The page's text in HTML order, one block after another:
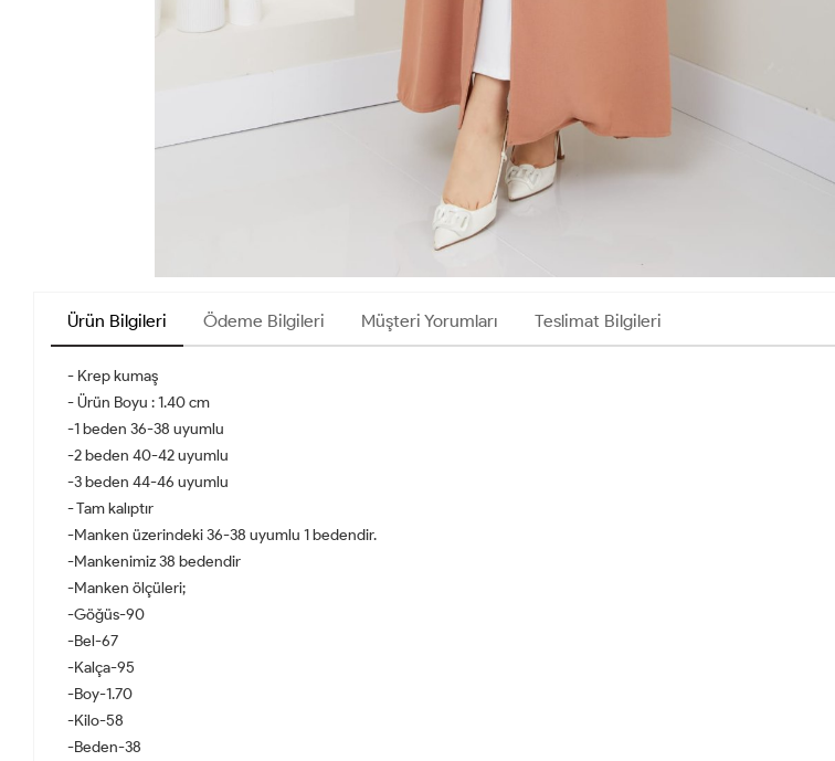
Ürün Bilgileri Ödeme Bilgileri Müşteri Yorumları Teslimat Bilgileri
- Krep kumaş
- Ürün Boyu : 1.40 cm
-1 beden 36-38 uyumlu
-2 beden 40-42 uyumlu
-3 beden 44-46 uyumlu
- Tam kalıptır
-Manken üzerindeki 36-38 uyumlu 1 bedendir.
-Mankenimiz 38 bedendir
-Manken ölçüleri;
-Göğüs-90
-Bel-67
-Kalça-95
-Boy-1.70
-Kilo-58
-Beden-38